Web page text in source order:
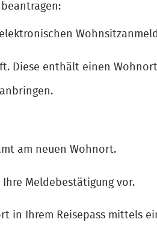
Diese enthält einen
am neuen Wohnort.
Meldebestätigung vor.
in Ihrem Reisepass mittels